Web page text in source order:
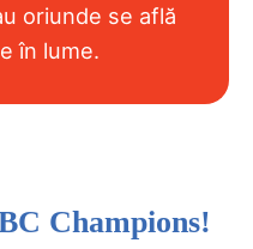
oriunde se află
în lume.
Champions!